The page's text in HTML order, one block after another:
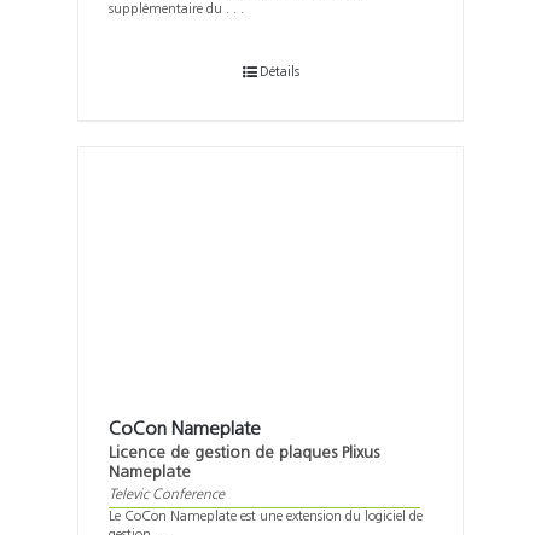
supplémentaire du . . .
Détails
CoCon Nameplate
Licence de gestion de plaques Plixus
Nameplate
Televic Conference
Le CoCon Nameplate est une extension du logiciel de